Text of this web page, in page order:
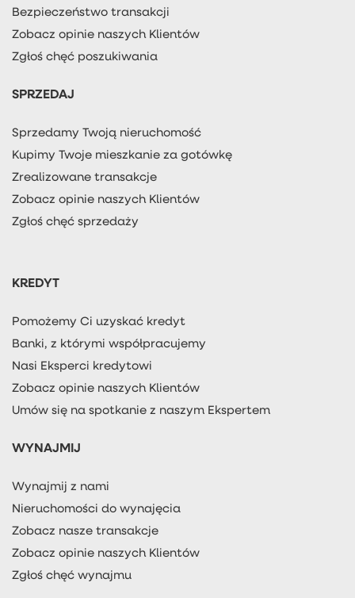
Bezpieczeństwo transakcji
Zobacz opinie naszych Klientów
Zgłoś chęć poszukiwania
SPRZEDAJ
Sprzedamy Twoją nieruchomość
Kupimy Twoje mieszkanie za gotówkę
Zrealizowane transakcje
Zobacz opinie naszych Klientów
Zgłoś chęć sprzedaży
KREDYT
Pomożemy Ci uzyskać kredyt
Banki, z którymi współpracujemy
Nasi Eksperci kredytowi
Zobacz opinie naszych Klientów
Umów się na spotkanie z naszym Ekspertem
WYNAJMIJ
Wynajmij z nami
Nieruchomości do wynajęcia
Zobacz nasze transakcje
Zobacz opinie naszych Klientów
Zgłoś chęć wynajmu